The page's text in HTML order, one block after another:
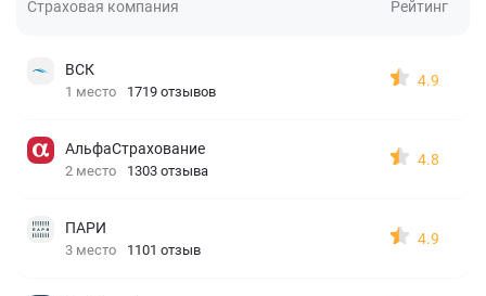
Страховая компания Рейтинг
ВСК
1 место 1719 отзывов
4.9
АльфаСтрахование
2 место 1303 отзыва
4.8
ПАРИ
3 место 1101 отзыв
4.9